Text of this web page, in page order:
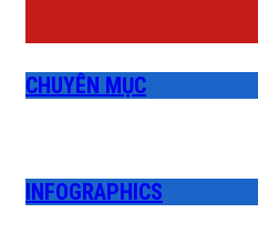
CHUYÊN MỤC
INFOGRAPHICS